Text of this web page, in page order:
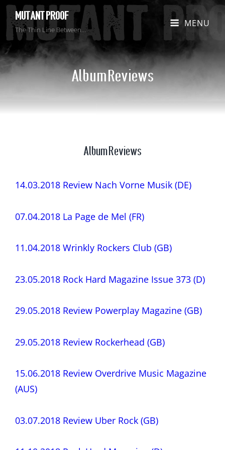
MUTANT PROOF
The Thin Line Between…
MENU
Album Reviews
Album Reviews
14.03.2018 Review Nach Vorne Musik (DE)
07.04.2018 La Page de Mel (FR)
11.04.2018 Wrinkly Rockers Club (GB)
23.05.2018 Rock Hard Magazine Issue 373 (D)
29.05.2018 Review Powerplay Magazine (GB)
29.05.2018 Review Rockerhead (GB)
15.06.2018 Review Overdrive Music Magazine
(AUS)
03.07.2018 Review Uber Rock (GB)